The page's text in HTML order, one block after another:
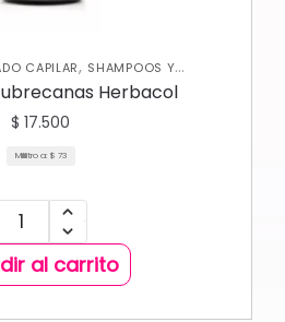
CAPILAR, SHAMPOOS Y
Herbacol
$ 17.500
Mililitro a: $ 73
al carrito